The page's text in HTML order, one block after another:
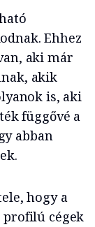
Ehhez
aki már
akik
is, aki
függővé a
abban
hogy a
cégek